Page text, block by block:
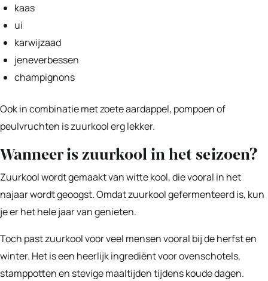
kaas
ui
karwijzaad
jeneverbessen
champignons
Ook in combinatie met zoete aardappel, pompoen of
peulvruchten is zuurkool erg lekker.
Wanneer is zuurkool in het seizoen?
Zuurkool wordt gemaakt van witte kool, die vooral in het
najaar wordt geoogst. Omdat zuurkool gefermenteerd is, kun
je er het hele jaar van genieten.
Toch past zuurkool voor veel mensen vooral bij de herfst en
winter. Het is een heerlijk ingrediënt voor ovenschotels,
stamppotten en stevige maaltijden tijdens koude dagen.